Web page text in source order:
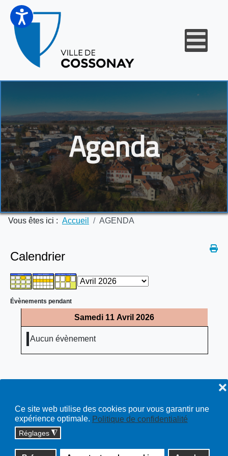
Ce site web utilise des cookies pour vous garantir une
expérience optimale. Politique de confidentialité
Réglages ◮
❌
Agenda
Vous êtes ici : Accueil AGENDA
Calendrier
Évènements pendant
Samedi 11 Avril 2026
Aucun évènement
Copyright © 2026 cossonay.ch - tous droits réservés | site :